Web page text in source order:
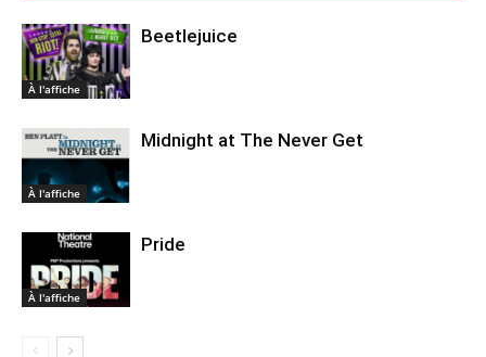
À l'affiche
Beetlejuice
À l'affiche
Midnight at The Never Get
À l'affiche
Pride